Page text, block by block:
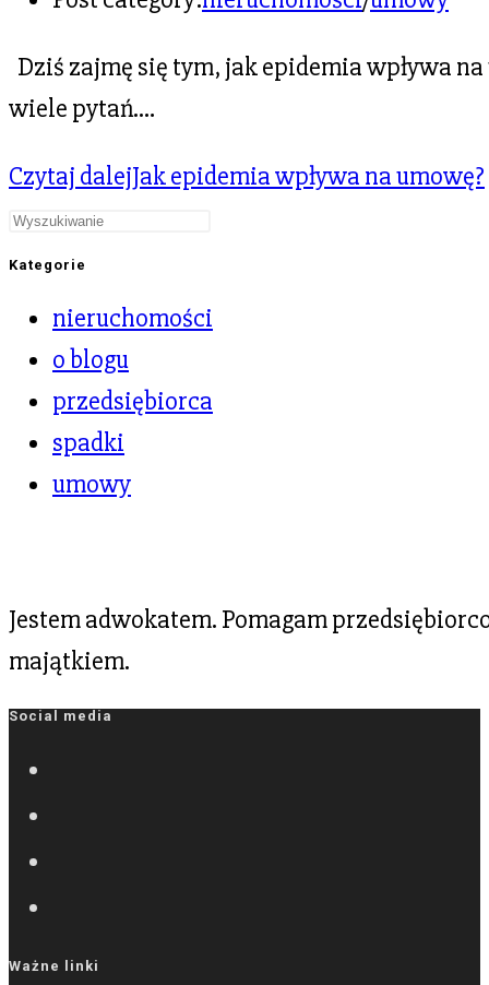
Dziś zajmę się tym, jak epidemia wpływa
wiele pytań.…
Czytaj dalejJak epidemia wpływa na umowę?
Kategorie
nieruchomości
o blogu
przedsiębiorca
spadki
umowy
Jestem adwokatem. Pomagam
majątkiem.
Social media
Ważne linki